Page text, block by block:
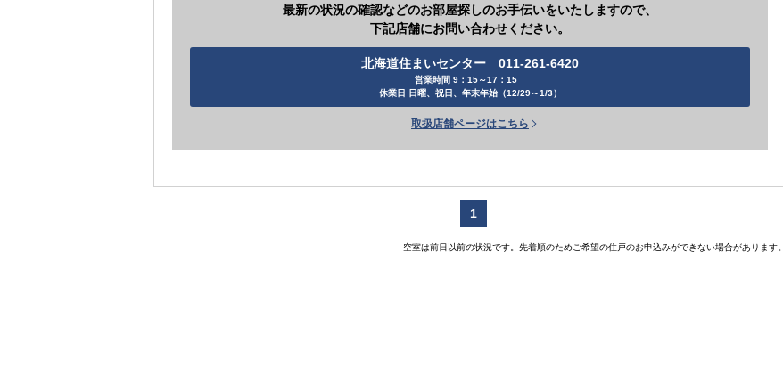
最新の状況の確認などのお部屋探しのお手伝いをいたしますので、
下記店舗にお問い合わせください。
北海道住まいセンター 011-261-6420
営業時間 9：15～17：15
休業日 日曜、祝日、年末年始（12/29～1/3）
取扱店舗ページはこちら
1
空室は前日以前の状況です。先着順のためご希望の住戸のお申込みができない場合があります。